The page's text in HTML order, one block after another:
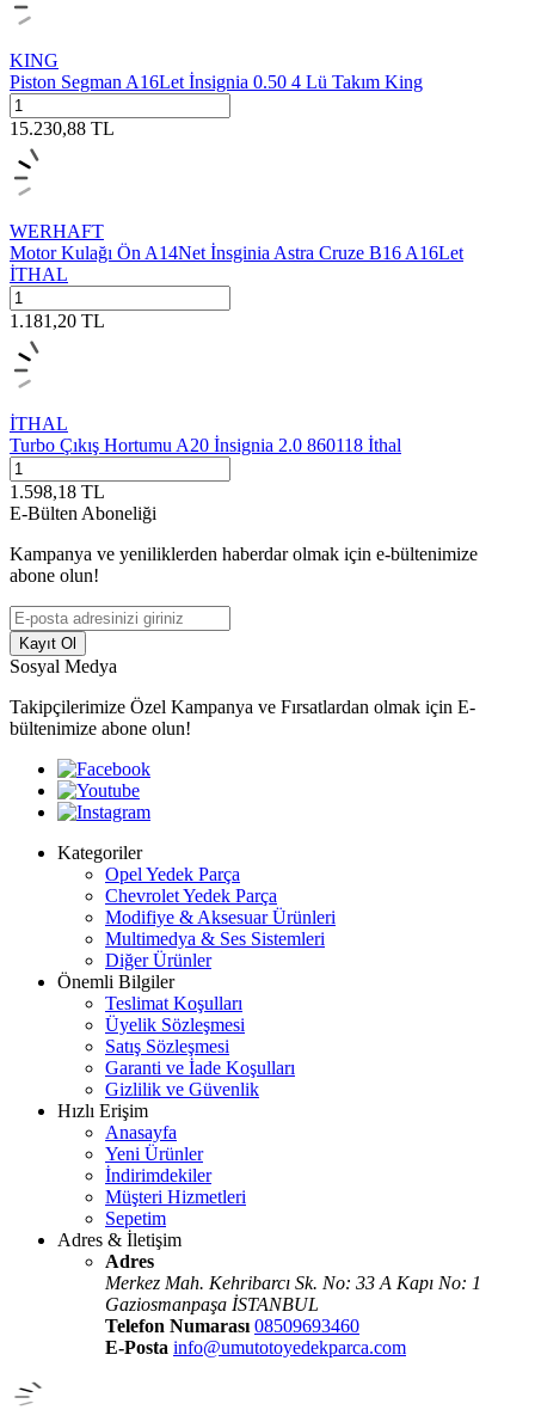
KING
Piston Segman A16Let İnsignia 0.50 4 Lü Takım King
15.230,88 TL
WERHAFT
Motor Kulağı Ön A14Net İnsginia Astra Cruze B16 A16Let
İTHAL
1.181,20 TL
İTHAL
Turbo Çıkış Hortumu A20 İnsignia 2.0 860118 İthal
1.598,18 TL
E-Bülten Aboneliği
Kampanya ve yeniliklerden haberdar olmak için e-bültenimize
abone olun!
Kayıt Ol
Sosyal Medya
Takipçilerimize Özel Kampanya ve Fırsatlardan olmak için E-
bültenimize abone olun!
Kategoriler
Opel Yedek Parça
Chevrolet Yedek Parça
Modifiye & Aksesuar Ürünleri
Multimedya & Ses Sistemleri
Diğer Ürünler
Önemli Bilgiler
Teslimat Koşulları
Üyelik Sözleşmesi
Satış Sözleşmesi
Garanti ve İade Koşulları
Gizlilik ve Güvenlik
Hızlı Erişim
Anasayfa
Yeni Ürünler
İndirimdekiler
Müşteri Hizmetleri
Sepetim
Adres & İletişim
Adres
Merkez Mah. Kehribarcı Sk. No: 33 A Kapı No: 1
Gaziosmanpaşa İSTANBUL
Telefon Numarası 08509693460
E-Posta info@umutotoyedekparca.com